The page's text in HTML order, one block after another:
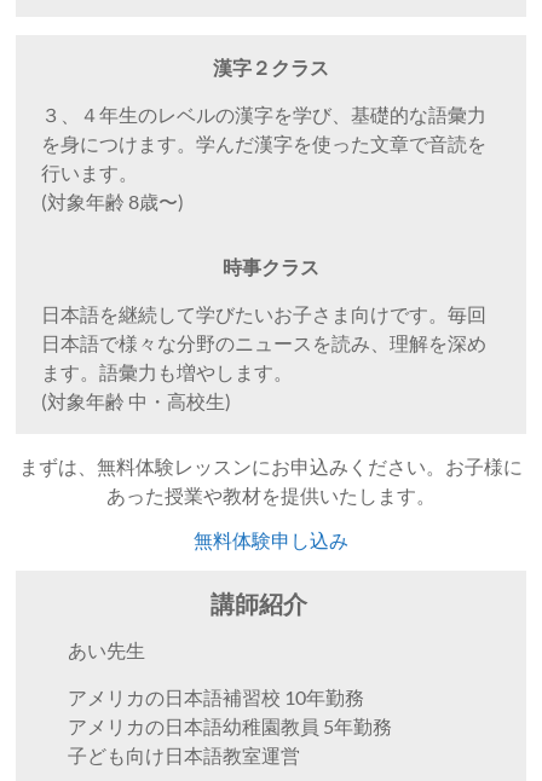
漢字２クラス
３、４年生のレベルの漢字を学び、基礎的な語彙力
を身につけます。学んだ漢字を使った文章で音読を
行います。
(対象年齢 8歳〜)
時事クラス
日本語を継続して学びたいお子さま向けです。毎回
日本語で様々な分野のニュースを読み、理解を深め
ます。語彙力も増やします。
(対象年齢 中・高校生)
まずは、無料体験レッスンにお申込みください。お子様に
あった授業や教材を提供いたします。
無料体験申し込み
講師紹介
あい先生
アメリカの日本語補習校 10年勤務
アメリカの日本語幼稚園教員 5年勤務
子ども向け日本語教室運営